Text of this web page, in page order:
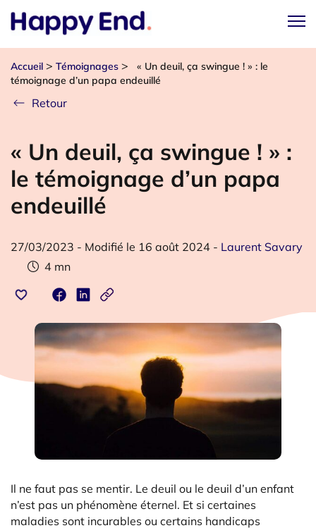
Accueil > Témoignages >
« Un deuil, ça swingue ! » : le
témoignage d’un papa endeuillé
Retour
« Un deuil, ça swingue ! » :
le témoignage d’un papa
endeuillé
27/03/2023 - Modifié le 16 août 2024 - Laurent Savary
4 mn
Il ne faut pas se mentir. Le deuil ou le deuil d’un enfant
n’est pas un phénomène éternel. Et si certaines
maladies sont incurables ou certains handicaps